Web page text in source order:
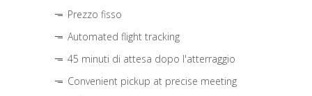
Prezzo fisso
Automated flight tracking
45 minuti di attesa dopo l'atterraggio
Convenient pickup at precise meeting